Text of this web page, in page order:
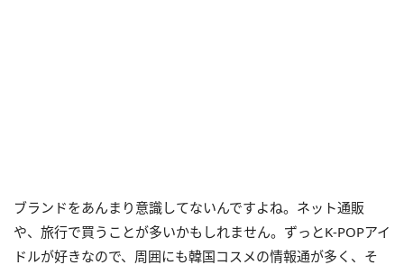
ブランドをあんまり意識してないんですよね。ネット通販
や、旅行で買うことが多いかもしれません。ずっとK-POPアイ
ドルが好きなので、周囲にも韓国コスメの情報通が多く、そ